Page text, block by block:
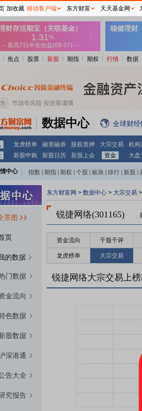
焦点 股票 新股 期指 期权 行情 数据
数据中心 全球财经
龙虎榜单 融资融券 股权质押 大宗交易 机构
新股申购 新股日历 新股上会 资金 大盘
中心 指数 期指 期权 个股 板块 排行 新股
景图
页
的数据
门数据
金流向
色数据
股数据
深港通
告大全
究报告
东方财富网 > 数据中心 > 大宗交易 >
锐捷网络(301165)
资金流向 千股千评
龙虎榜单 大宗交易
锐捷网络大宗交易上榜
加收藏 移动客户端 东方财富 天天基金网